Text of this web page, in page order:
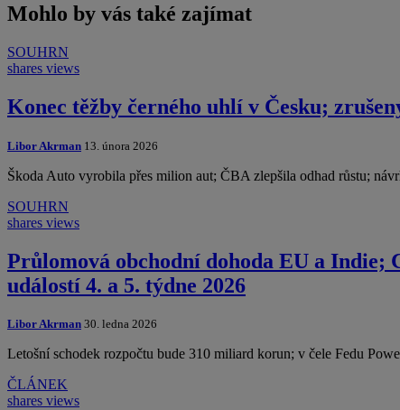
Mohlo by vás také zajímat
SOUHRN
shares views
Konec těžby černého uhlí v Česku;
Libor Akrman 13. února 2026
Škoda Auto vyrobila přes milion aut; ČBA zlepšila odhad růstu;
SOUHRN
shares views
Průlomová obchodní dohoda EU a Indie;
událostí 4. a 5. týdne 2026
Libor Akrman 30. ledna 2026
Letošní schodek rozpočtu bude 310 miliard korun; v čele Fedu
ČLÁNEK
shares views